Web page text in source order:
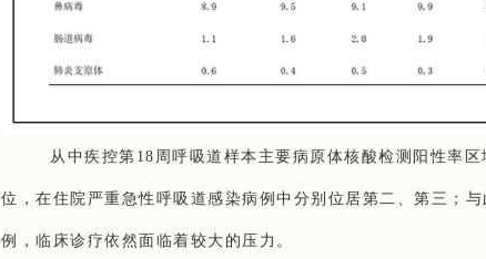
从中疾控第 18 周呼吸道样本主要病原体核酸检测阳性率
位，在住院严重急性呼吸道感染病例中分别位居第二、第三；
例，临床诊疗依然面临着较大的压力。